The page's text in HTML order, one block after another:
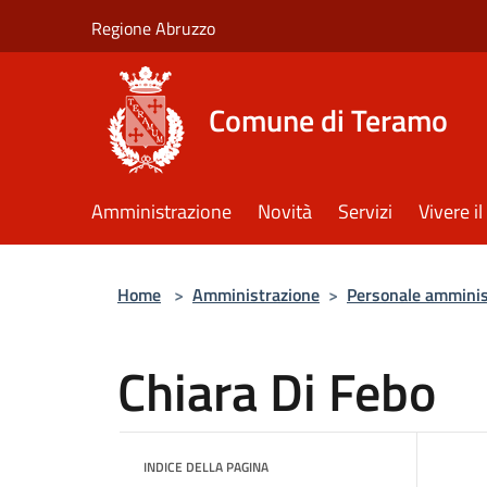
Regione Abruzzo
Comune di Teramo
Amministrazione Novità Servizi Vivere
Home > Amministrazione > Personale
Chiara Di Febo
INDICE DELLA PAGINA